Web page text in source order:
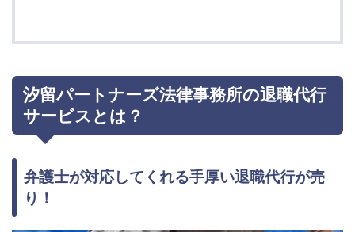
汐留パートナーズ法律事務所の退職代行
サービスとは？
弁護士が対応してくれる手厚い退職代行が売
り！